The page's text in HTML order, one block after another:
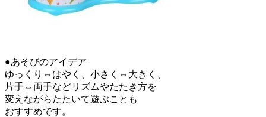
●あそびのアイデア
ゆっくり⇔はやく、小さく⇔大きく、
片手⇔両手などリズムやたたき方を
変えながらたたいて遊ぶことも
おすすめです。